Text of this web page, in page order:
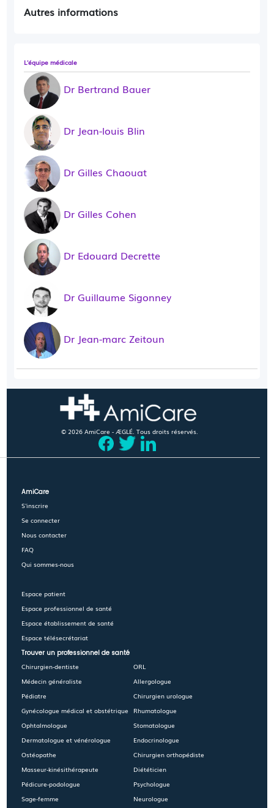
Autres informations
L'équipe médicale
Dr Bertrand Bauer
Dr Jean-louis Blin
Dr Gilles Chaouat
Dr Gilles Cohen
Dr Edouard Decrette
Dr Guillaume Sigonney
Dr Jean-marc Zeitoun
© 2026 AmiCare - ÆGLÉ. Tous droits réservés.
AmiCare
S'inscrire
Se connecter
Nous contacter
FAQ
Qui sommes-nous
Espace patient
Espace professionnel de santé
Espace établissement de santé
Espace télésecrétariat
Trouver un professionnel de santé
Chirurgien-dentiste
Médecin généraliste
Pédiatre
Gynécologue médical et obstétrique
Ophtalmologue
Dermatologue et vénérologue
Ostéopathe
Masseur-kinésithérapeute
Pédicure-podologue
Sage-femme
ORL
Allergologue
Chirurgien urologue
Rhumatologue
Stomatologue
Endocrinologue
Chirurgien orthopédiste
Diététicien
Psychologue
Neurologue